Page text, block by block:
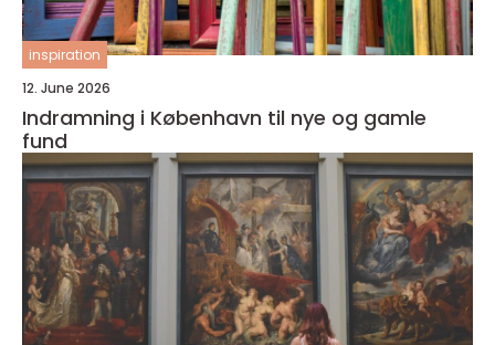
inspiration
12. June 2026
Indramning i København til nye og gamle
fund